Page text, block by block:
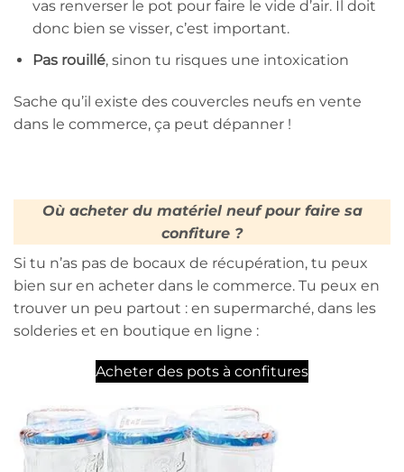
vas renverser le pot pour faire le vide d’air. Il doit
donc bien se visser, c’est important.
Pas rouillé, sinon tu risques une intoxication
Sache qu’il existe des couvercles neufs en vente
dans le commerce, ça peut dépanner !
Où acheter du matériel neuf pour faire sa
confiture ?
Si tu n’as pas de bocaux de récupération, tu peux
bien sur en acheter dans le commerce. Tu peux en
trouver un peu partout : en supermarché, dans les
solderies et en boutique en ligne :
Acheter des pots à confitures